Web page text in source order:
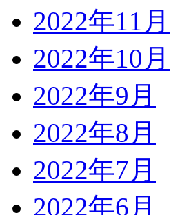
2022年11月
2022年10月
2022年9月
2022年8月
2022年7月
2022年6月